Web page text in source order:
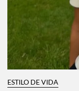
ESTILO DE VIDA